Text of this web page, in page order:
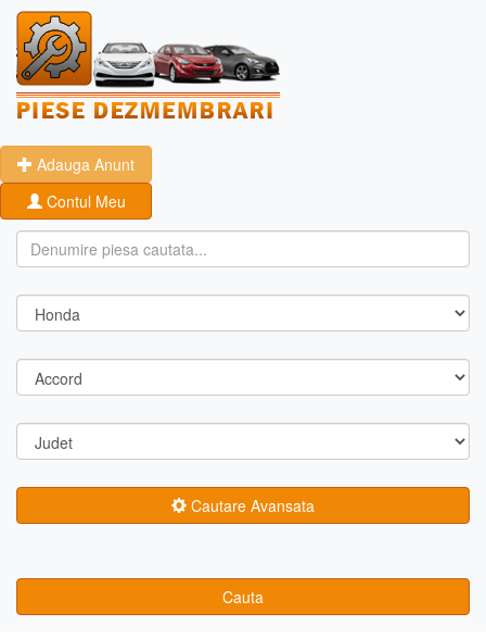
Adauga Anunt
Contul Meu
Cautare Avansata
Cauta